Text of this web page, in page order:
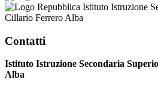
Istituto Istruzione
Cillario Ferrero Alba
Contatti
Istituto Istruzione Secondaria
Alba